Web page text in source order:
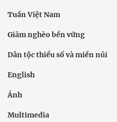
Tuần Việt Nam
Giảm nghèo bền vững
Dân tộc thiểu số và miền núi
English
Ảnh
Multimedia